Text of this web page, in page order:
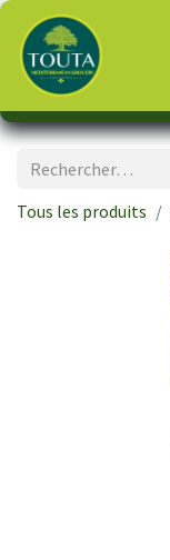
Tous les produits